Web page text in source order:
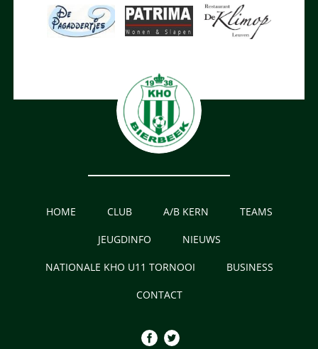
HOME CLUB A/B KERN TEAMS
JEUGDINFO NIEUWS
NATIONALE KHO U11 TORNOOI BUSINESS
CONTACT